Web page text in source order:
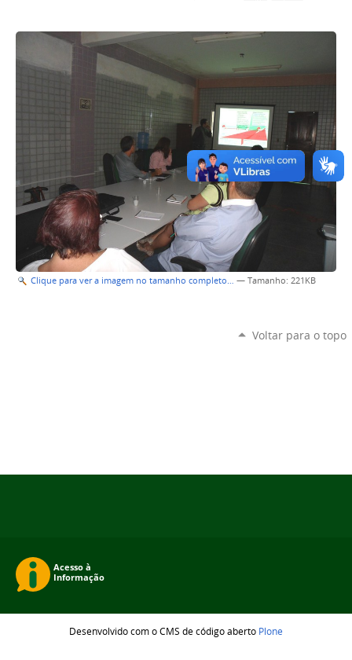
Clique para ver a imagem no tamanho completo… — Tamanho: 221KB
Voltar para o topo
Desenvolvido com o CMS de código aberto Plone